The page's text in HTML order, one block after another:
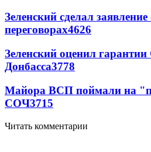
Зеленский сделал
переговорах4626
Зеленский оценил
Донбасса3778
Майора ВСП поймали на
СОЧ3715
Читать комментарии